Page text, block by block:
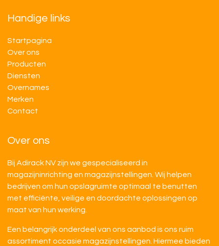
Handige links
Startpagina
Over ons
Producten
Diensten
Overnames
M​​erken
Contact
Over ons
Bij Adirack NV zijn we gespecialiseerd in
magazijninrichting en magazijnstellingen. Wij helpen
bedrijven om hun opslagruimte optimaal te benutten
met efficiënte, veilige en doordachte oplossingen op
maat van hun werking.
Een belangrijk onderdeel van ons aanbod is ons ruim
assortiment occasie magazijnstellingen. Hiermee bieden